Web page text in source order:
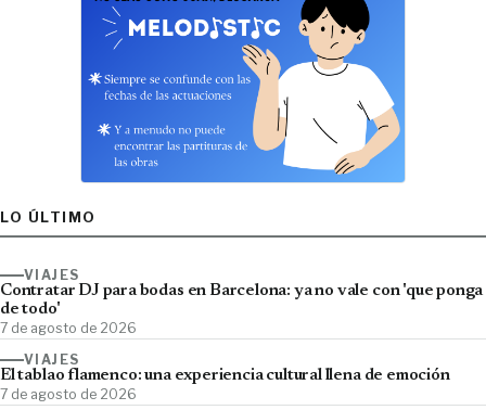
LO ÚLTIMO
VIAJES
Contratar DJ para bodas en Barcelona: ya no vale con 'que ponga
de todo'
7 de agosto de 2026
VIAJES
El tablao flamenco: una experiencia cultural llena de emoción
7 de agosto de 2026